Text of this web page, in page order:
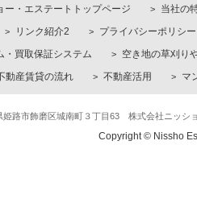
ー・エステートトップページ
当社の
リンク紹介2
プライバシーポリシー
・買取保証システム
空き地の草刈り
動産賃貸の流れ 不動産活用 マ
姫路市飾磨区城南町３丁目63 株式会社ニッ
Copyright © Nissho